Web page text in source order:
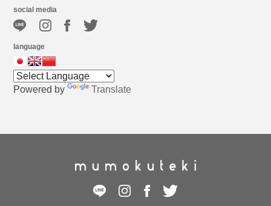
social media
language
Powered by Translate